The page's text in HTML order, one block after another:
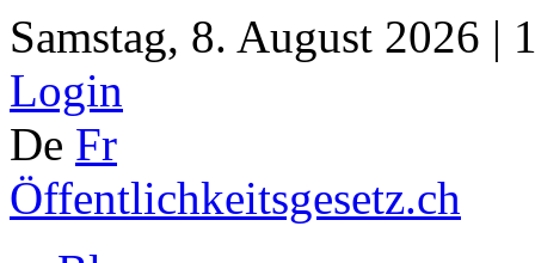
Samstag, 8. August 2026 |
Login
De Fr
Öffentlichkeitsgesetz.ch